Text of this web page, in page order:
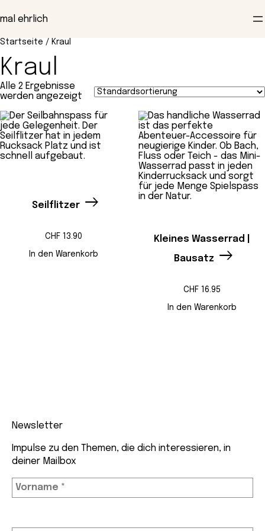
Inhalt
springen
mal ehrlich
Startseite / Kraul
Kraul
Alle 2 Ergebnisse
werden angezeigt
Seilflitzer
CHF 13.90
In den Warenkorb
Kleines Wasserrad |
Bausatz
CHF 16.95
In den Warenkorb
Newsletter
Impulse zu den Themen, die dich interessieren, in
deiner Mailbox